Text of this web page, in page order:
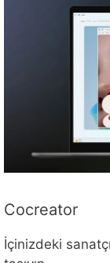
Cocreator
İçinizdeki